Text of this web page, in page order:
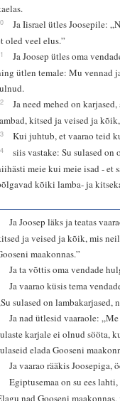
Ja Iisrael ütles Joosepile:
oled veel elus.”
Ja Joosep ütles oma
ütlen temale: Mu vennad
Ja need mehed on
kitsed ja veised ja
Kui juhtub, et vaarao teid
siis vastake: Su sulased
meie kui meie isad - et
kõiki lamba- ja
Ja Joosep läks ja teatas
ja veised ja kõik, mis
maakonnas.”
Ja ta võttis oma vendade
Ja vaarao küsis tema
sulased on lambakarjased,
Ja nad ütlesid vaaraole:
karjale ei olnud sööta,
elada Gooseni
Ja vaarao rääkis Joosepiga,
Egiptusemaa on su ees
nad Gooseni